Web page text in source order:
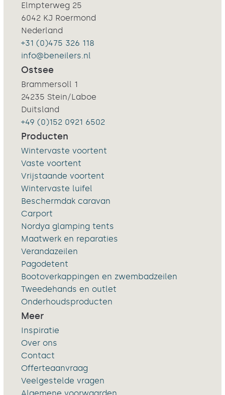
Elmpterweg 25
6042 KJ Roermond
Nederland
+31 (0)475 326 118
info@beneilers.nl
Ostsee
Brammersoll 1
24235 Stein/Laboe
Duitsland
+49 (0)152 0921 6502
Producten
Wintervaste voortent
Vaste voortent
Vrijstaande voortent
Wintervaste luifel
Beschermdak caravan
Carport
Nordya glamping tents
Maatwerk en reparaties
Verandazeilen
Pagodetent
Bootoverkappingen en zwembadzeilen
Tweedehands en outlet
Onderhoudsproducten
Meer
Inspiratie
Over ons
Contact
Offerteaanvraag
Veelgestelde vragen